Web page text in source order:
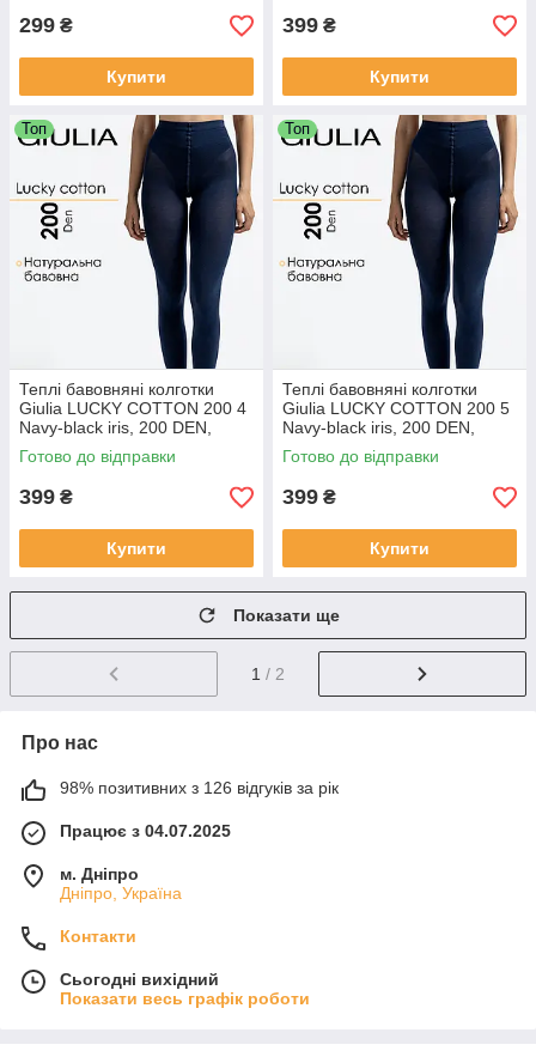
299 ₴
Купити
399 ₴
Купити
Топ
Теплі бавовняні колготки
Giulia LUCKY COTTON 200 4
Navy-black iris, 200 DEN,
класичні, середня посадка
Готово до відправки
399 ₴
Купити
Топ
Теплі бавовняні колготки
Giulia LUCKY COTTON 200 5
Navy-black iris, 200 DEN,
класичні, середня посадка
Готово до відправки
399 ₴
Купити
Показати ще
1 / 2
Про нас
98% позитивних з 126 відгуків за рік
Працює з 04.07.2025
м. Дніпро
Дніпро, Україна
Контакти
Сьогодні вихідний
Показати весь графік роботи